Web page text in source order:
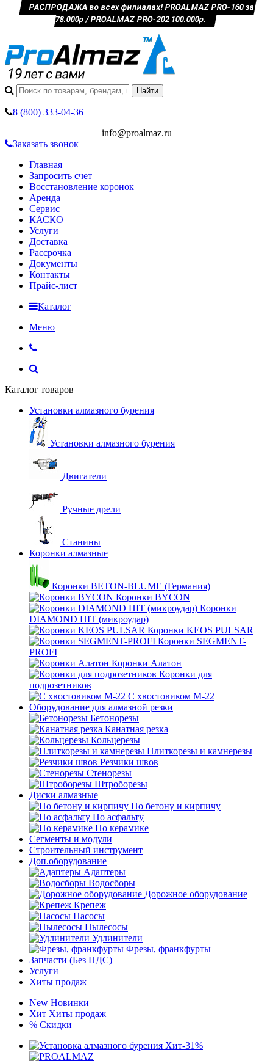
РАСПРОДАЖА во всех филиалах! PROALMAZ PRO-160 за
78.000р / PROALMAZ PRO-202 100.000р.
8 (800) 333-04-36
info@proalmaz.ru
Заказать звонок
Главная
Запросить счет
Восстановление коронок
Аренда
Сервис
КАСКО
Услуги
Доставка
Рассрочка
Документы
Контакты
Прайс-лист
Каталог
Меню
Каталог товаров
Установки алмазного бурения
Установки алмазного бурения
Двигатели
Ручные дрели
Станины
Коронки алмазные
Коронки BETON-BLUME (Германия)
Коронки BYCON
Коронки
DIAMOND HIT (микроудар)
Коронки KEOS PULSAR
Коронки SEGMENT-
PROFI
Коронки Алатон
Коронки для
подрозетников
С хвостовиком М-22
Оборудование для алмазной резки
Бетонорезы
Канатная резка
Кольцерезы
Плиткорезы и камнерезы
Резчики швов
Стенорезы
Штроборезы
Диски алмазные
По бетону и кирпичу
По асфальту
По керамике
Сегменты и модули
Строительный инструмент
Доп.оборудование
Адаптеры
Водосборы
Дорожное оборудование
Крепеж
Насосы
Пылесосы
Удлинители
Фрезы, франкфурты
Запчасти (Без НДС)
Услуги
Хиты продаж
New Новинки
Хит Хиты продаж
% Скидки
Хит-31%